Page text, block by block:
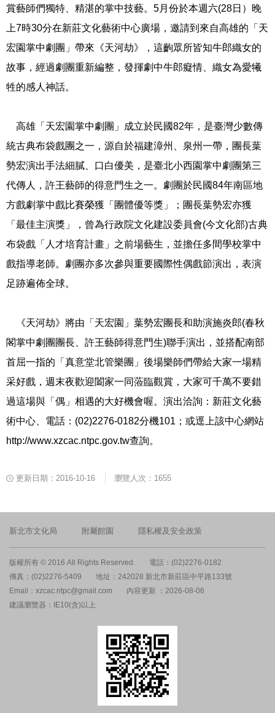
賞藝師們獨特、精湛的掌中技藝。5月份於本週六(28日）晚
上7時30分在新莊文化藝術中心廣場，邀請到來自高雄的「天
宏園掌中劇團」帶來《天河劫》，這齣眾所皆知牛郎織女的
故事，經過劇團重新編整，發揮劇中牛郎癡情、織女為愛犧
牲的感人神話。
高雄「天宏園掌中劇團」成立於民國82年，是臺灣少數傳
統古典布袋戲團之一，源自於福建漳州、泉州一帶，團長葉
勢宏演出手法細膩、口白優美，是臺北小西園掌中劇團第三
代傳人，許王藝師的得意門生之一。劇團於民國84年南區地
方戲劇掌中戲比賽榮獲「團體優等獎」；團長葉勢宏亦獲
「最佳主演獎」，曾為行政院文化建設委員會(今文化部)古典
布袋戲「人才培育計畫」之前場藝生，並擔任多間學校掌中
戲指導老師。劇團亦多次參與重要國際性偶戲節演出，表演
足跡遍佈全球。
《天河劫》將由「天宏園」葉勢宏團長和助演施炎郎(春秋
閣掌中劇團團長、許王藝師得意門生)聯手演出，並搭配南部
首屈一指的「真意堂北管樂團」後場樂師們帶給大家一場精
采好戲，週末夜歡迎闔家一同蒞臨觀賞，大家可千萬不要錯
過這場與「偶」相遇的大好機會喔。演出洽詢：新莊文化藝
術中心、電話：(02)2276-0182分機101；或逕上該中心網站
http://www.xzcac.ntpc.gov.tw查詢。
更新日期：2016-10-16 瀏覽人次：1655
新北市文化局 附屬館園 隱私權及安全政策
版權所有 © 2016 All Rights Reserved.
電話：(02)2276-0182
傳真：(02)2276-5409
地址：242028 新北市新莊區中平路133號
Email：xzcac.ntpc@gmail.com
內容更新 ：2026-08-06
建議瀏覽器：IE10(含)以上